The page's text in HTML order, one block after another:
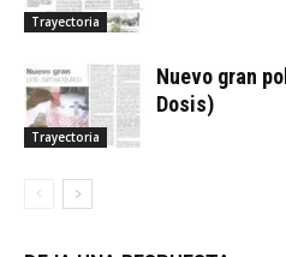
Trayectoria
Trayectoria
Nuevo gran
Dosis)